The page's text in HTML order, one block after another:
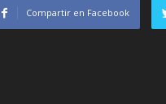
Compartir en Facebook